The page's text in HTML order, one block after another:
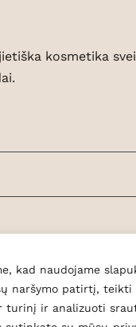
kad naudojame
naršymo patirtį, teikti
turinį ir analizuoti
kosmetika